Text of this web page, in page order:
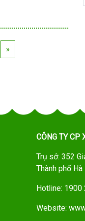
»
CÔNG TY CP
Trụ sở: 352
Thành phố Hà
Hotline: 1900
Website: